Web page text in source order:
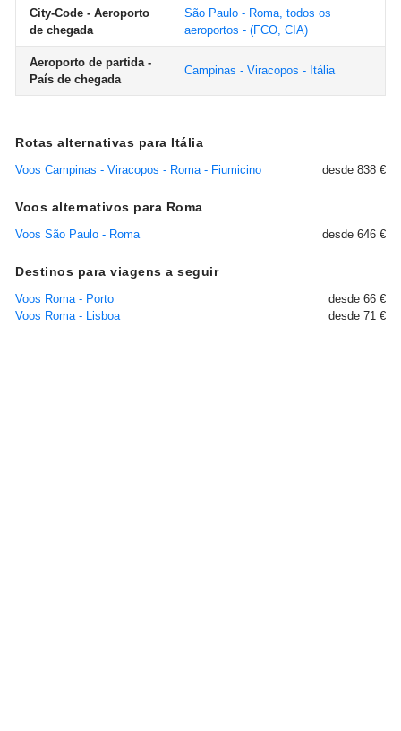
City-Code - Aeroporto
de chegada
São Paulo - Roma, todos os
aeroportos - (FCO, CIA)
Aeroporto de partida -
País de chegada
Campinas - Viracopos - Itália
Rotas alternativas para Itália
Voos Campinas - Viracopos - Roma - Fiumicino desde 838 €
Voos alternativos para Roma
Voos São Paulo - Roma desde 646 €
Destinos para viagens a seguir
Voos Roma - Porto
desde 66 €
Voos Roma - Lisboa
desde 71 €